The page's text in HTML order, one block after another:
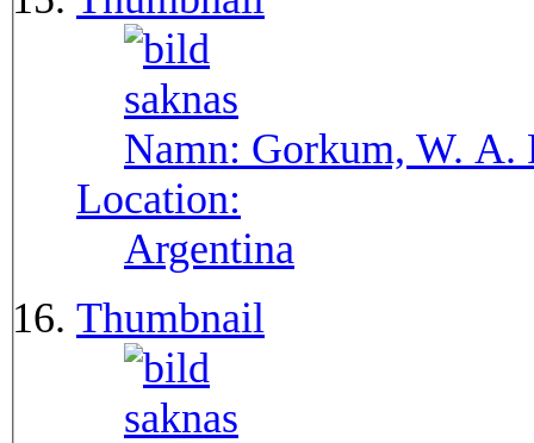
Namn: Gorkum, W. A.
Location:
Argentina
Thumbnail